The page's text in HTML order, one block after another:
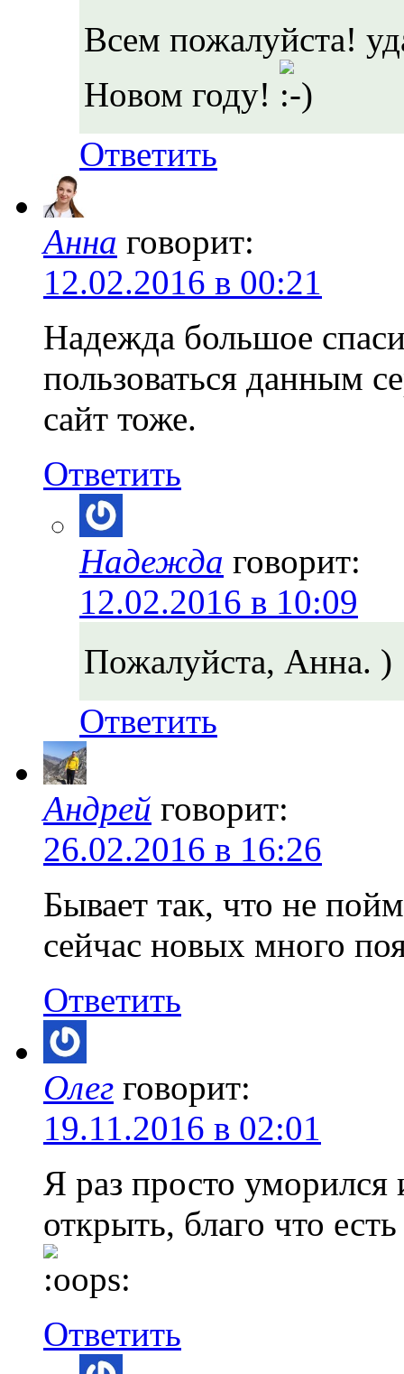
Всем пожалуйста!
Новом году!
Ответить
Анна говорит:
12.02.2016 в 00:21
Надежда большое
пользоваться данным
сайт тоже.
Ответить
Надежда говорит:
12.02.2016 в 10:09
Пожалуйста, Анна. )
Ответить
Андрей говорит:
26.02.2016 в 16:26
Бывает так, что не
сейчас новых много
Ответить
Олег говорит:
19.11.2016 в 02:01
Я раз просто уморился
открыть, благо что
Ответить